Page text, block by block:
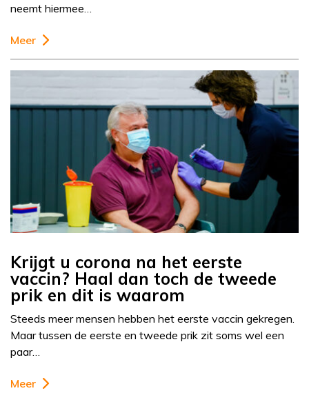
neemt hiermee…
Meer
Krijgt u corona na het eerste
vaccin? Haal dan toch de tweede
prik en dit is waarom
Steeds meer mensen hebben het eerste vaccin gekregen.
Maar tussen de eerste en tweede prik zit soms wel een
paar…
Meer